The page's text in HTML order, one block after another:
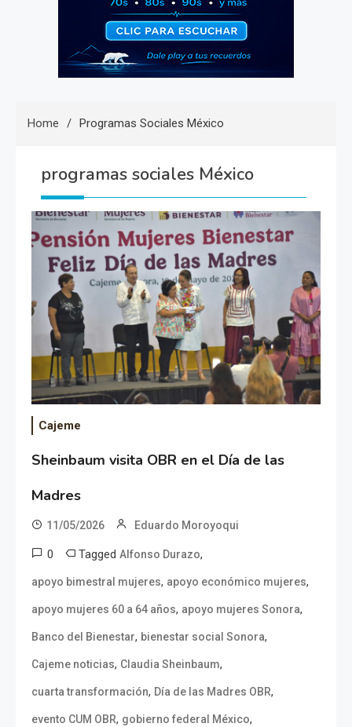
Home Programas Sociales México
programas sociales México
Cajeme
Sheinbaum visita OBR en el Día de las
Madres
11/05/2026 Eduardo Moroyoqui
0 Tagged Alfonso Durazo,
apoyo bimestral mujeres, apoyo económico mujeres,
apoyo mujeres 60 a 64 años, apoyo mujeres Sonora,
Banco del Bienestar, bienestar social Sonora,
Cajeme noticias, Claudia Sheinbaum,
cuarta transformación, Día de las Madres OBR,
evento CUM OBR, gobierno federal México,